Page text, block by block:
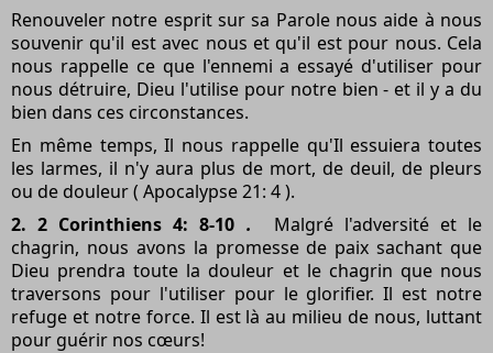
Renouveler notre esprit sur sa Parole nous aide à nous
souvenir qu'il est avec nous et qu'il est pour nous. Cela
nous rappelle ce que l'ennemi a essayé d'utiliser pour
nous détruire, Dieu l'utilise pour notre bien - et il y a du
bien dans ces circonstances.
En même temps, Il nous rappelle qu'Il essuiera toutes
les larmes, il n'y aura plus de mort, de deuil, de pleurs
ou de douleur ( Apocalypse 21: 4 ).
2. 2 Corinthiens 4: 8-10 .
Malgré l'adversité et le
chagrin, nous avons la promesse de paix sachant que
Dieu prendra toute la douleur et le chagrin que nous
traversons pour l'utiliser pour le glorifier. Il est notre
refuge et notre force. Il est là au milieu de nous, luttant
pour guérir nos cœurs!